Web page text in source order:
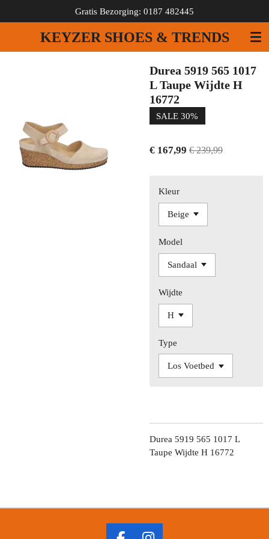
direct
de
KEYZER SHOES & TRENDS
Gratis Bezorging: 0187 482445
Durea 5919 565 1017
L Taupe Wijdte H
16772
SALE 30%
€ 167,99 € 239,99
Kleur
Model
Wijdte
Type
Durea 5919 565 1017 L
Taupe Wijdte H 16772